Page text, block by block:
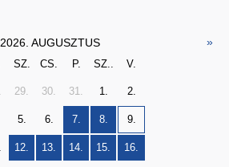
2026. AUGUSZTUS »
SZ. CS. P. SZ.. V.
29. 30. 31. 1. 2.
5. 6. 7. 8. 9.
12. 13. 14. 15. 16.